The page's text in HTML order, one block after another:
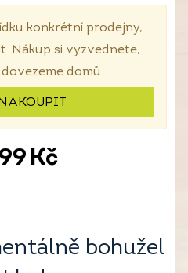
konkrétní prodejny,
Nákup si vyzvednete,
domů.
Kč
bohužel